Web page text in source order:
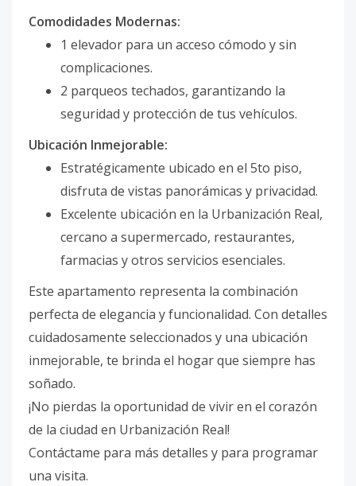
Comodidades Modernas:
1 elevador para un acceso cómodo y sin
complicaciones.
2 parqueos techados, garantizando la
seguridad y protección de tus vehículos.
Ubicación Inmejorable:
Estratégicamente ubicado en el 5to piso,
disfruta de vistas panorámicas y privacidad.
Excelente ubicación en la Urbanización Real,
cercano a supermercado, restaurantes,
farmacias y otros servicios esenciales.
Este apartamento representa la combinación
perfecta de elegancia y funcionalidad. Con detalles
cuidadosamente seleccionados y una ubicación
inmejorable, te brinda el hogar que siempre has
soñado.
¡No pierdas la oportunidad de vivir en el corazón
de la ciudad en Urbanización Real!
Contáctame para más detalles y para programar
una visita.